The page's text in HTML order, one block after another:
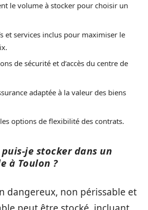
le volume à stocker pour choisir un
et services inclus pour maximiser le
de sécurité et d’accès du centre de
adaptée à la valeur des biens
options de flexibilité des contrats.
je stocker dans un
à Toulon ?
dangereux, non périssable et